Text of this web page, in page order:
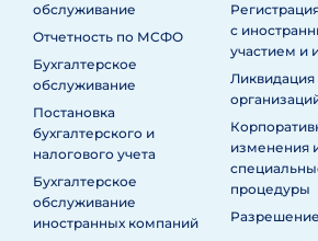
обслуживание
Отчетность по МСФО
Бухгалтерское
обслуживание
Постановка
бухгалтерского и
налогового учета
Бухгалтерское
обслуживание
иностранных компаний
с
участием и
Ликвидация
изменения
процедуры